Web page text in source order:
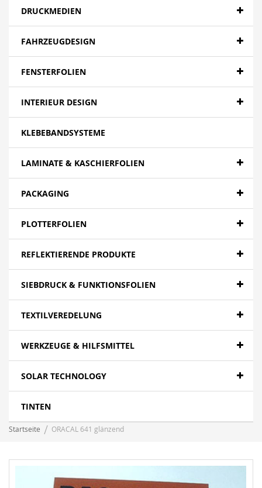
DRUCKMEDIEN
FAHRZEUGDESIGN
FENSTERFOLIEN
INTERIEUR DESIGN
KLEBEBANDSYSTEME
LAMINATE & KASCHIERFOLIEN
PACKAGING
PLOTTERFOLIEN
REFLEKTIERENDE PRODUKTE
SIEBDRUCK & FUNKTIONSFOLIEN
TEXTILVEREDELUNG
WERKZEUGE & HILFSMITTEL
SOLAR TECHNOLOGY
TINTEN
Startseite ORACAL 641 glänzend